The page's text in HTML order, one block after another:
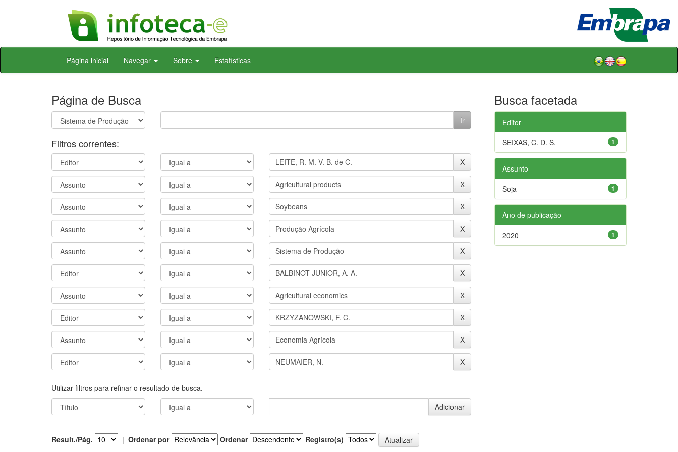
Skip
Página inicial Navegar Sobre Estatísticas
Página de Busca
Filtros correntes:
Utilizar filtros para refinar o resultado de busca.
Result./Pág. | Ordenar por Ordenar Registro(s)
Busca facetada
Editor
1
SEIXAS, C. D. S.
Assunto
1
Soja
Ano de publicação
1
2020